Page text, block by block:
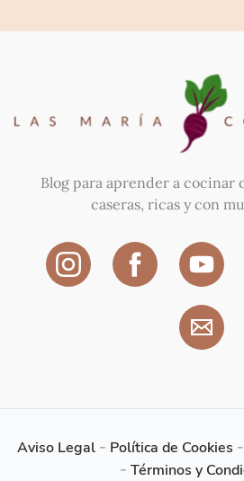
Blog para aprender a cocinar
caseras, ricas y con
Aviso Legal- Política de Cookies -
- Términos y